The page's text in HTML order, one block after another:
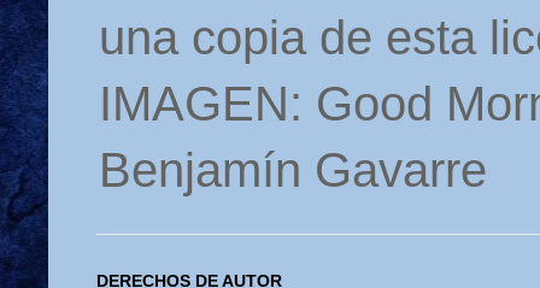
una copia de esta
IMAGEN: Good
Benjamín Gavarre
DERECHOS DE AUTOR